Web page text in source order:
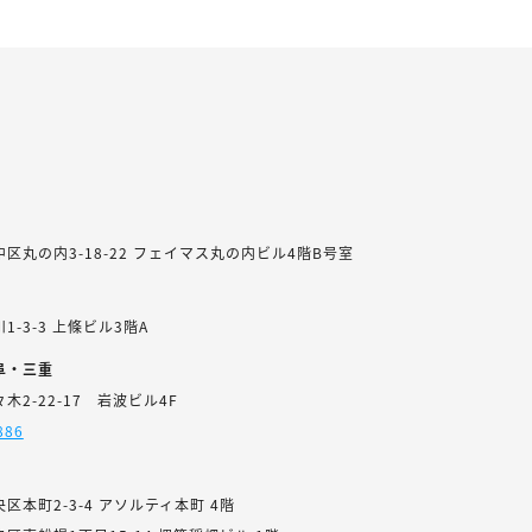
区丸の内3-18-22 フェイマス丸の内ビル4階B号室
1-3-3 上條ビル3階A
・三重
木2-22-17 岩波ビル4F
区本町2-3-4 アソルティ本町 4階